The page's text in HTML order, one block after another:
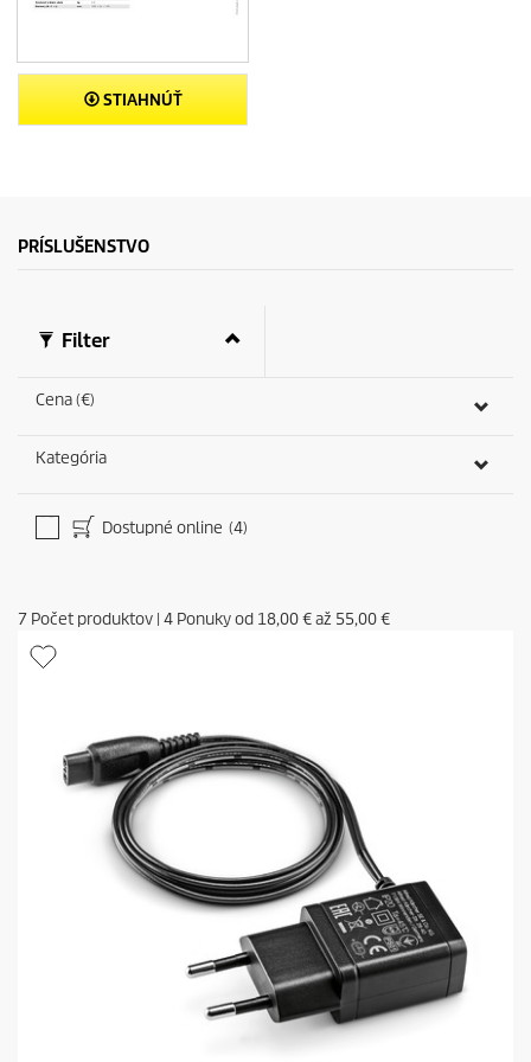
STIAHNÚŤ
PRÍSLUŠENSTVO
Filter
Cena (€)
Kategória
Dostupné online (4)
7 Počet produktov | 4 Ponuky od 18,00 €až 55,00 €